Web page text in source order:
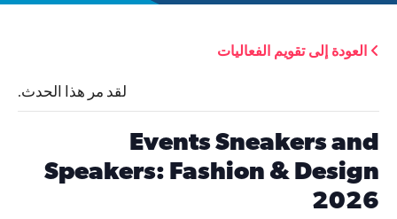
العودة إلى تقويم الفعاليات
لقد مر هذا الحدث.
Events Sneakers and
Speakers: Fashion & Design
2026